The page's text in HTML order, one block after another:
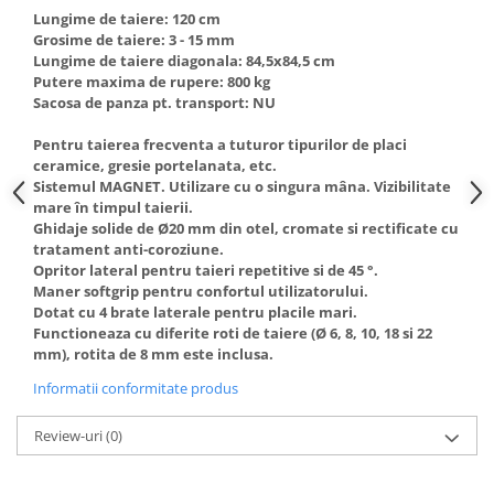
Nivela de masurat
Pistoale de impact electrice si
pneumatice
Prelungitoare
Polizoare electrice de banc si
unghiulare
Rindele si freze pentru lemn
Redresoare auto - roboti de
pornire
Suflante cu aer cald
Scule cu acumulator
Hote Telescopice
Hote Traditionale
Hote Incorporabile
Hote Country
Hote Cupolare
Accesorii, consumabile hote
Masini de tocat carne
Masini de carnati ( CARNATARI )
Masini de spalat vase
Masini de spalat vase incorporabile
Masini de spalat vase
Masini de spalat rufe frontale
Lungime de taiere: 120 cm
Grosime de taiere: 3 - 15 mm
Lungime de taiere diagonala: 84,5x84,5 cm
Putere maxima de rupere: 800 kg
Sacosa de panza pt. transport: NU
Pentru taierea frecventa a tuturor tipurilor de placi
ceramice, gresie portelanata, etc.
Sistemul MAGNET. Utilizare cu o singura mâna. Vizibilitate
mare în timpul taierii.
Ghidaje solide de Ø20 mm din otel, cromate si rectificate cu
tratament anti-coroziune.
Opritor lateral pentru taieri repetitive si de 45 °.
Maner softgrip pentru confortul utilizatorului.
Dotat cu 4 brate laterale pentru placile mari.
Functioneaza cu diferite roti de taiere (Ø 6, 8, 10, 18 si 22
mm), rotita de 8 mm este inclusa.
Informatii conformitate produs
Review-uri(0)